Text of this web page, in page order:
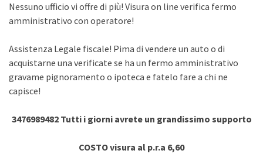
Nessuno ufficio vi offre di più! Visura on line verifica fermo
amministrativo con operatore!
Assistenza Legale fiscale! Pima di vendere un auto o di
acquistarne una verificate se ha un fermo amministrativo
gravame pignoramento o ipoteca e fatelo fare a chi ne
capisce!
3476989482 Tutti i giorni avrete un grandissimo supporto
COSTO visura al p.r.a 6,60